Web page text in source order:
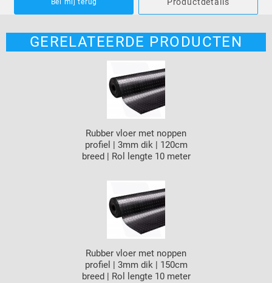
Bel mij terug Productdetails
GERELATEERDE PRODUCTEN
Rubber vloer met noppen
profiel | 3mm dik | 120cm
breed | Rol lengte 10 meter
Rubber vloer met noppen
profiel | 3mm dik | 150cm
breed | Rol lengte 10 meter